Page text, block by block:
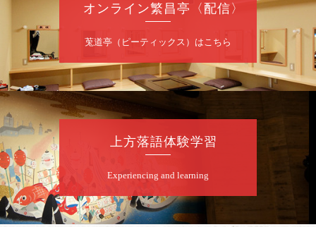
オンライン繁昌亭〈配信〉
莵道亭（ピーティックス）はこちら
上方落語体験学習
Experiencing and learning